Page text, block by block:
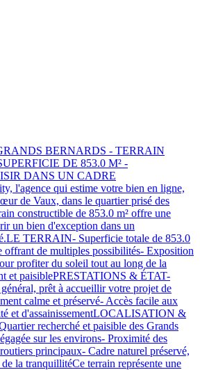
BERNARDS - TERRAIN
DE 853.0 M² -
DANS UN CADRE
l'agence qui estime votre bien en ligne,
de Vaux, dans le quartier prisé des
constructible de 853.0 m² offre une
un bien d'exception dans un
TERRAIN- Superficie totale de 853.0
offrant de multiples possibilités- Exposition
profiter du soleil tout au long de la
et paisiblePRESTATIONS & ÉTAT-
prêt à accueillir votre projet de
calme et préservé- Accès facile aux
et d'assainissementLOCALISATION &
recherché et paisible des Grands
sur les environs- Proximité des
principaux- Cadre naturel préservé,
la tranquillitéCe terrain représente une